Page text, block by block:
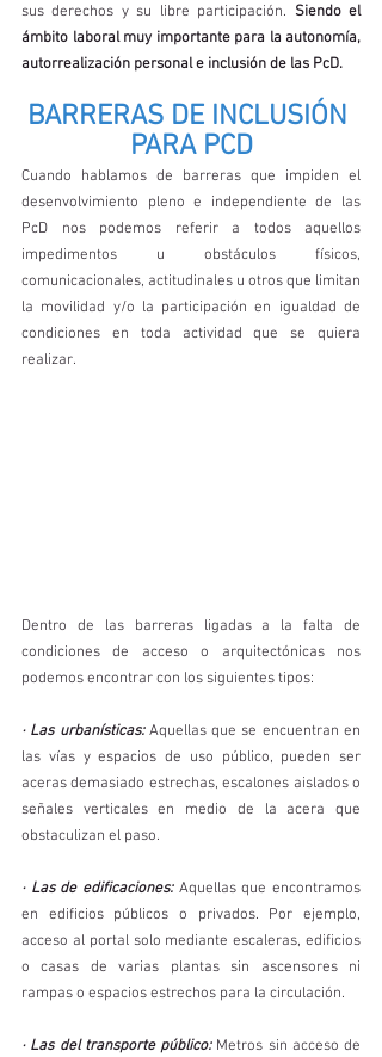
sus derechos y su libre participación. Siendo el
ámbito laboral muy importante para la autonomía,
autorrealización personal e inclusión de las PcD.
BARRERAS DE INCLUSIÓN
PARA PCD
Cuando hablamos de barreras que impiden el
desenvolvimiento pleno e independiente de las
PcD nos podemos referir a todos aquellos
impedimentos u obstáculos físicos,
comunicacionales, actitudinales u otros que limitan
la movilidad y/o la participación en igualdad de
condiciones en toda actividad que se quiera
realizar.
Dentro de las barreras ligadas a la falta de
condiciones de acceso o arquitectónicas nos
podemos encontrar con los siguientes tipos:
· Las urbanísticas: Aquellas que se encuentran en
las vías y espacios de uso público, pueden ser
aceras demasiado estrechas, escalones aislados o
señales verticales en medio de la acera que
obstaculizan el paso.
· Las de edificaciones: Aquellas que encontramos
en edificios públicos o privados. Por ejemplo,
acceso al portal solo mediante escaleras, edificios
o casas de varias plantas sin ascensores ni
rampas o espacios estrechos para la circulación.
· Las del transporte público: Metros sin acceso de